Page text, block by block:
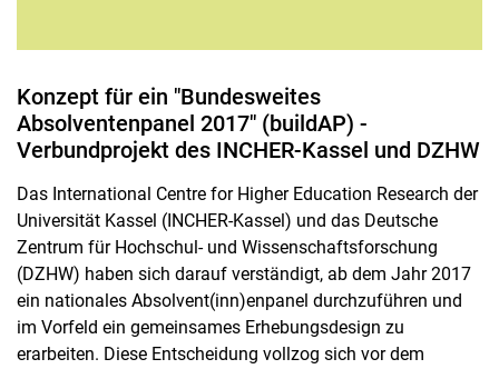
Konzept für ein "Bundesweites
Absolventenpanel 2017" (buildAP) -
Verbundprojekt des INCHER-Kassel und DZHW
Das International Centre for Higher Education Research der
Universität Kassel (INCHER-Kassel) und das Deutsche
Zentrum für Hochschul- und Wissenschaftsforschung
(DZHW) haben sich darauf verständigt, ab dem Jahr 2017
ein nationales Absolvent(inn)enpanel durchzuführen und
im Vorfeld ein gemeinsames Erhebungsdesign zu
erarbeiten. Diese Entscheidung vollzog sich vor dem